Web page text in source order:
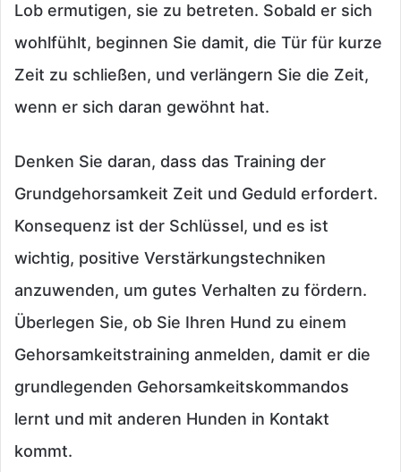
Lob ermutigen, sie zu betreten. Sobald er sich
wohlfühlt, beginnen Sie damit, die Tür für kurze
Zeit zu schließen, und verlängern Sie die Zeit,
wenn er sich daran gewöhnt hat.
Denken Sie daran, dass das Training der
Grundgehorsamkeit Zeit und Geduld erfordert.
Konsequenz ist der Schlüssel, und es ist
wichtig, positive Verstärkungstechniken
anzuwenden, um gutes Verhalten zu fördern.
Überlegen Sie, ob Sie Ihren Hund zu einem
Gehorsamkeitstraining anmelden, damit er die
grundlegenden Gehorsamkeitskommandos
lernt und mit anderen Hunden in Kontakt
kommt.